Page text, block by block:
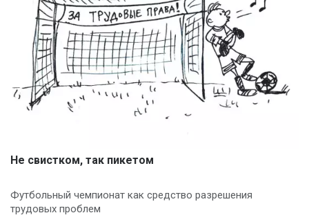
Не свистком, так пикетом
Футбольный чемпионат как средство разрешения
трудовых проблем